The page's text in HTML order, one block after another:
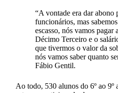
“A vontade era dar abono
funcionários, mas
escasso, nós vamos pagar
Décimo Terceiro e o
que tivermos o valor da
nós vamos saber quanto
Fábio Gentil.
Ao todo, 530 alunos do 6º ao 9º